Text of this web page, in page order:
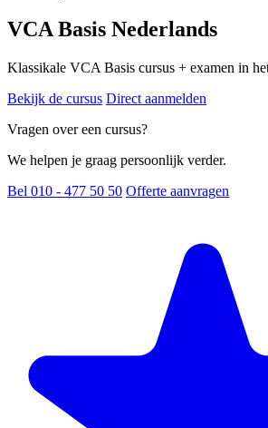
VCA Basis Nederlands
Klassikale VCA Basis cursus + examen in
Bekijk de cursus Direct aanmelden
Vragen over een cursus?
We helpen je graag persoonlijk verder.
Bel 010 - 477 50 50 Offerte aanvragen